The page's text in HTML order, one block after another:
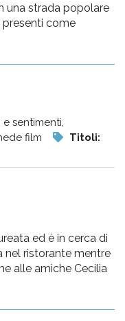
una strada popolare
presenti come
sentimenti,
film
Titoli:
ed è in cerca di
nel ristorante mentre
alle amiche Cecilia